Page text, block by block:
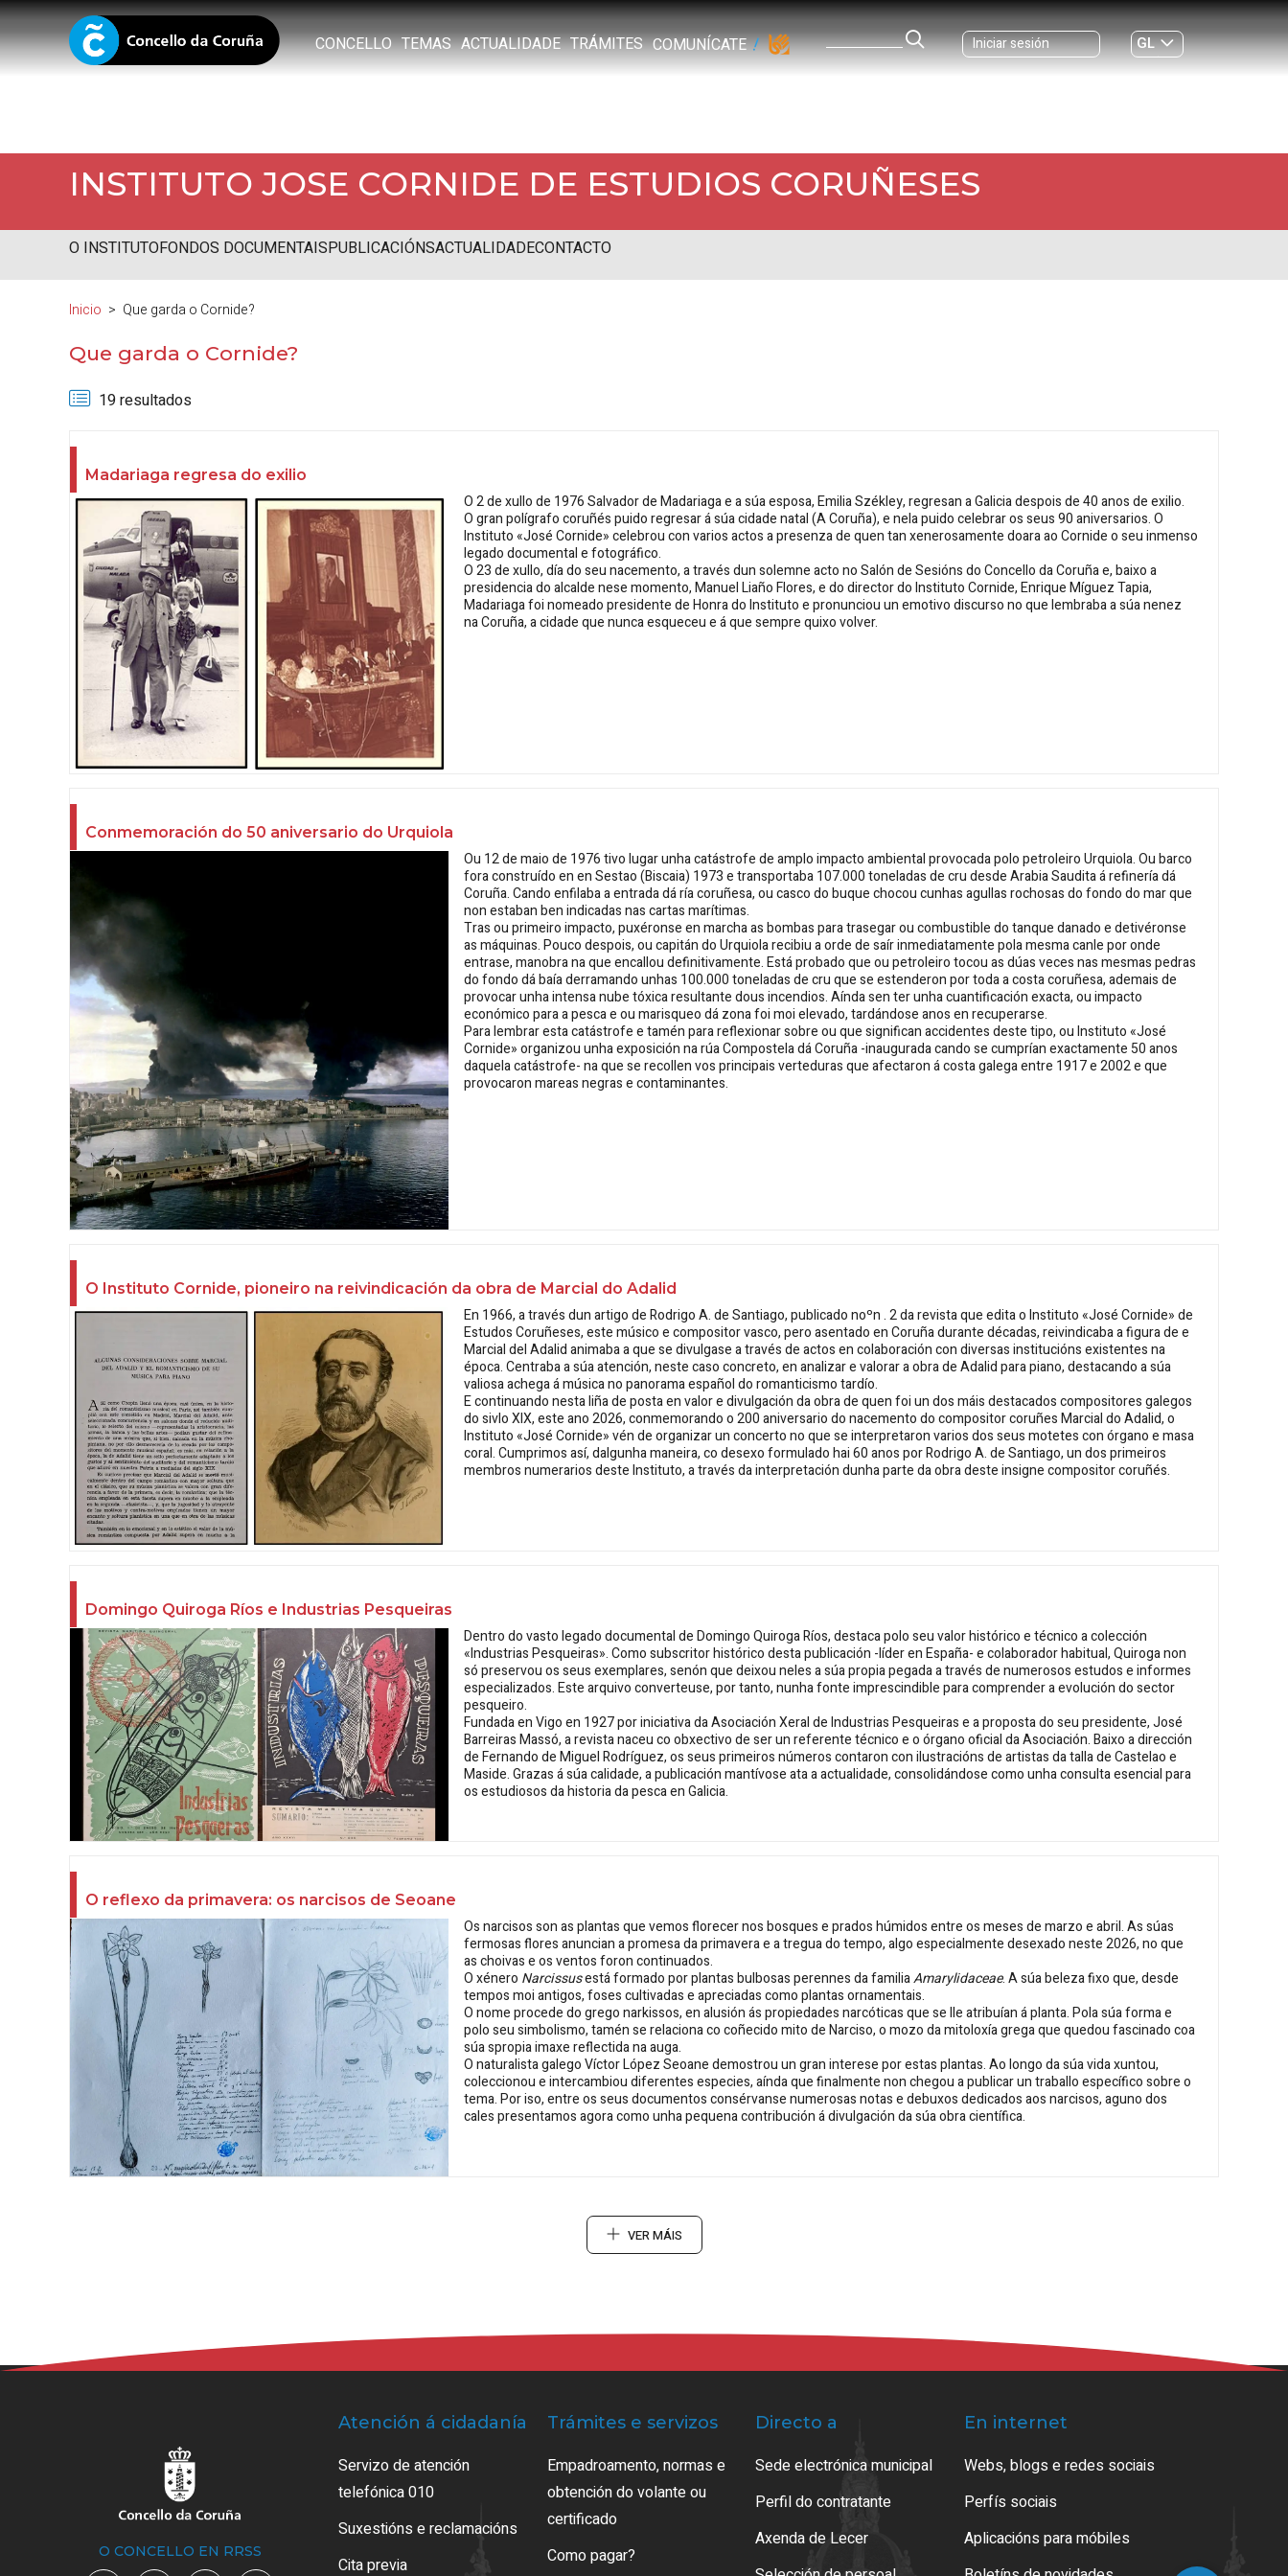
CONCELLO TEMAS ACTUALIDADE TRÁMITES COMUNÍCATE Iniciar sesión
GL
ES|
INSTITUTO JOSE CORNIDE DE ESTUDIOS CORUÑESES
O INSTITUTOFONDOS DOCUMENTAISPUBLICACIÓNSACTUALIDADECONTACTO
Inicio Que garda o Cornide?
Que garda o Cornide?
19 resultados
Madariaga regresa do exilio
O 2 de xullo de 1976Salvador de Madariagae a súa esposa,Emilia Székley, regresan a Galicia despois de 40 anos de exilio.
O gran polígrafo coruñés puido regresar á súa cidade natal (A Coruña), e nela puido celebrar os seus 90 aniversarios. O
Instituto «José Cornide» celebrou con varios actos a presenza de quen tan xenerosamente doara ao Cornide o seu inmenso
legado documental e fotográfico.
O 23 de xullo, día do seu nacemento, a través dun solemne acto no Salón de Sesións do Concello da Coruña e, baixo a
presidencia do alcalde nese momento,Manuel Liaño Flores, e do director do Instituto Cornide,Enrique Míguez Tapia,
Madariaga foi nomeado presidente de Honra do Instituto e pronunciou un emotivo discurso no que lembraba a súa nenez
na Coruña, a cidade que nunca esqueceu e á que sempre quixo volver.
Conmemoración do 50 aniversario do Urquiola
Ou 12 de maio de 1976 tivo lugar unha catástrofe de amplo impacto ambiental provocada polo petroleiroUrquiola. Ou barco
fora construído en enSestao (Biscaia) 1973 e transportaba 107.000 toneladas de cru desde Arabia Saudita á refinería dá
Coruña. Cando enfilaba a entrada dá ría coruñesa, ou casco do buque chocou cunhas agullas rochosas do fondo do mar que
non estaban ben indicadas nas cartas marítimas.
Tras ou primeiro impacto, puxéronse en marchaas bombas para trasegar ou combustible do tanque danado e detivéronse
as máquinas. Pouco despois, ou capitán do Urquiola recibiu a orde de saír inmediatamente pola mesma canle por onde
entrase, manobra na que encallou definitivamente. Está probado que ou petroleiro tocou as dúas veces nas mesmas pedras
do fondo dá baía derramando unhas 100.000 toneladas de cru que se estenderon por toda a costa coruñesa, ademais de
provocar unha intensa nube tóxica resultante dous incendios. Aínda sen ter unha cuantificación exacta, ou impacto
económico para a pesca e ou marisqueo dá zona foi moi elevado, tardándose anos en recuperarse.
Para lembrar esta catástrofe e tamén para reflexionar sobre ou que significan accidentes deste tipo, ou Instituto «José
Cornide» organizou unha exposición na rúa Compostela dá Coruña -inaugurada cando se cumprían exactamente 50 anos
daquela catástrofe- na que se recollen vos principais verteduras que afectaron á costa galega entre 1917 e 2002 e que
provocaron mareas negras e contaminantes.
O Instituto Cornide, pioneiro na reivindicación da obra de Marcial do Adalid
En 1966, a través dun artigo de Rodrigo A. de Santiago, publicado noºn . 2 da revista que edita o Instituto «José Cornide» de
Estudos Coruñeses, este músico e compositor vasco, pero asentado en Coruña durante décadas, reivindicaba a figura de e
Marcial del Adalidanimaba a que se divulgase a través de actos en colaboración con diversas institucións existentes na
época. Centraba a súa atención, neste caso concreto, en analizar e valorar a obra de Adalid para piano, destacando a súa
valiosa achega á música no panorama español do romanticismo tardío.
E continuando nesta liña de posta en valor e divulgación da obra de quen foi un dos máis destacados compositores galegos
do sivlo XIX, este ano 2026, conmemorando o 200 aniversario do nacemento do compositor coruñes Marcial do Adalid, o
Instituto «José Cornide» vén de organizar un concerto no que se interpretaron varios dos seus motetes con órgano e masa
coral. Cumprimos así, dalgunha maneira, co desexo formulado hai 60 anos por Rodrigo A. de Santiago, un dos primeiros
membros numerarios deste Instituto, a través da interpretación dunha parte da obra deste insigne compositor coruñés.
Domingo Quiroga Ríos e Industrias Pesqueiras
Dentro do vasto legado documental de Domingo Quiroga Ríos, destaca polo seu valor histórico e técnico a colección
«Industrias Pesqueiras». Como subscritor histórico desta publicación -líder en España- e colaborador habitual, Quiroga non
só preservou os seus exemplares, senón que deixou neles a súa propia pegada a través de numerosos estudos e informes
especializados. Este arquivo converteuse, por tanto, nunha fonte imprescindible para comprender a evolución do sector
pesqueiro.
Fundada en Vigo en 1927 por iniciativa da Asociación Xeral de Industrias Pesqueiras e a proposta do seu presidente, José
Barreiras Massó, a revista naceu co obxectivo de ser un referente técnico e o órgano oficial da Asociación. Baixo a dirección
de Fernando de Miguel Rodríguez, os seus primeiros números contaron con ilustracións de artistas da talla de Castelao e
Maside. Grazas á súa calidade, a publicación mantívose ata a actualidade, consolidándose como unha consulta esencial para
os estudiosos da historia da pesca en Galicia.
O reflexo da primavera: os narcisos de Seoane
Os narcisos son as plantas que vemos florecer nos bosques e prados húmidos entre os meses de marzo e abril. As súas
fermosas flores anuncian a promesa da primavera e a tregua do tempo, algo especialmente desexado neste 2026, no que
as choivas e os ventos foron continuados.
O xénero Narcissusestá formado por plantas bulbosas perennes da familiaAmarylidaceae. A súa beleza fixo que, desde
tempos moi antigos, foses cultivadas e apreciadas como plantas ornamentais.
O nome procede do grego narkissos, en alusión ás propiedades narcóticas que se lle atribuían á planta. Pola súa forma e
polo seu simbolismo, tamén se relaciona co coñecido mito de Narciso, o mozo da mitoloxía grega que quedou fascinado coa
súa spropia imaxe reflectida na auga.
O naturalista galego Víctor López Seoane demostrou un gran interese por estas plantas. Ao longo da súa vida xuntou,
coleccionou e intercambiou diferentes especies, aínda que finalmente non chegou a publicar un traballo específico sobre o
tema. Por iso, entre os seus documentos consérvanse numerosas notas e debuxos dedicados aos narcisos, aguno dos
cales presentamos agora como unha pequena contribución á divulgación da súa obra científica.
VER MÁIS
O CONCELLO EN RRSS
Atención á cidadanía
Servizo de atención
telefónica 010
Suxestións e reclamacións
Cita previa
Trámites e servizos
Empadroamento, normas e
obtención do volante ou
certificado
Como pagar?
Directo a
Sede electrónica municipal
Perfil do contratante
Axenda de Lecer
En internet
Webs, blogs e redes sociais
Perfís sociais
Aplicacións para móbiles